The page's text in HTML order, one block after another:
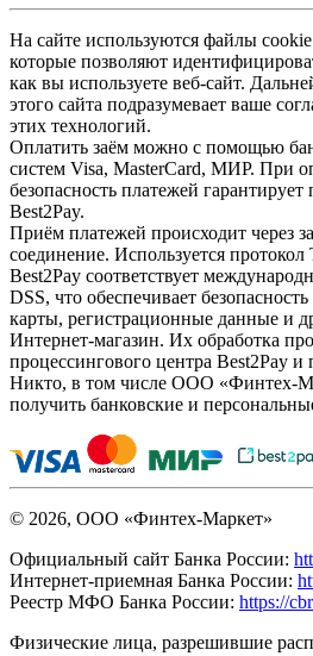
На сайте используются файлы
которые позволяют
как вы используете веб-сайт.
этого сайта подразумевает ваше
этих технологий.
Оплатить заём можно с помощью
систем Visa, MasterCard, МИР. При
безопасность платежей
Best2Pay.
Приём платежей происходит через
соединение. Используется
Best2Pay соответствует
DSS, что обеспечивает
карты, регистрационные данные и
Интернет-магазин. Их обработка
процессингового центра Best2Pay
Никто, в том числе ООО «Финтех-
получить банковские и
© 2026, ООО «Финтех-Маркет»
Официальный сайт Банка России:
Интернет-приемная Банка России:
Реестр МФО Банка России: https://
Физические лица, разрешившие